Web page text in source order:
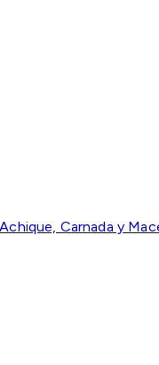
Carnada y